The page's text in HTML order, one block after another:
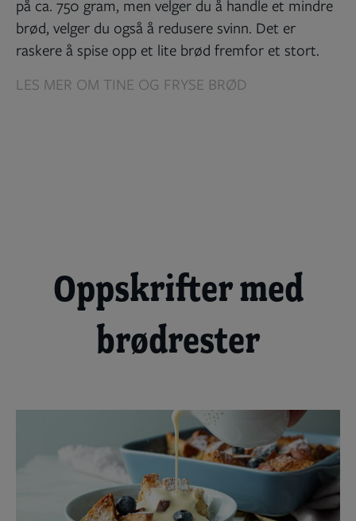
på ca. 750 gram, men velger du å handle et mindre
brød, velger du også å redusere svinn. Det er
raskere å spise opp et lite brød fremfor et stort.
LES MER OM TINE OG FRYSE BRØD
Oppskrifter med
brødrester